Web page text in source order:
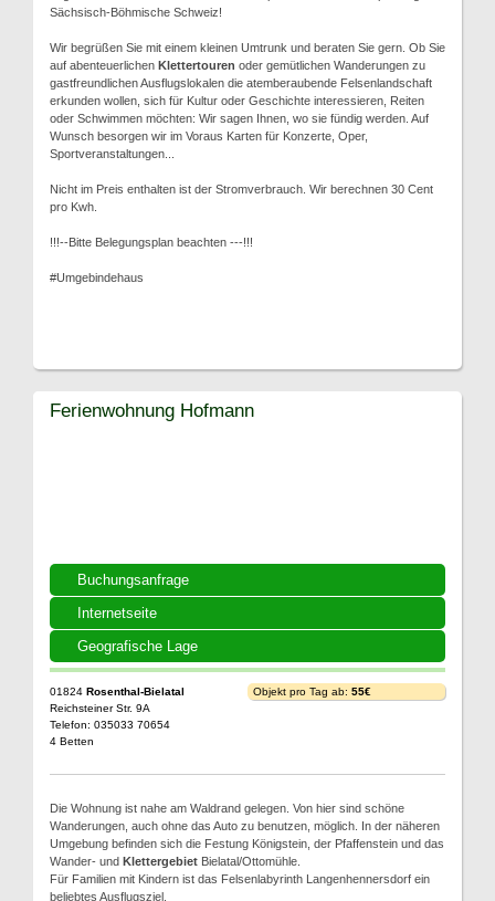
Sächsisch-Böhmische Schweiz!
Wir begrüßen Sie mit einem kleinen Umtrunk und beraten Sie gern. Ob Sie
auf abenteuerlichen Klettertouren oder gemütlichen Wanderungen zu
gastfreundlichen Ausflugslokalen die atemberaubende Felsenlandschaft
erkunden wollen, sich für Kultur oder Geschichte interessieren, Reiten
oder Schwimmen möchten: Wir sagen Ihnen, wo sie fündig werden. Auf
Wunsch besorgen wir im Voraus Karten für Konzerte, Oper,
Sportveranstaltungen...
Nicht im Preis enthalten ist der Stromverbrauch. Wir berechnen 30 Cent
pro Kwh.
!!!--Bitte Belegungsplan beachten ---!!!
#Umgebindehaus
Buchungsanfrage
Internetseite
Geografische Lage
Ferienwohnung Hofmann
01824 Rosenthal-Bielatal
Reichsteiner Str. 9A
Telefon: 035033 70654
4 Betten
Objekt pro Tag ab: 55€
Die Wohnung ist nahe am Waldrand gelegen. Von hier sind schöne
Wanderungen, auch ohne das Auto zu benutzen, möglich. In der näheren
Umgebung befinden sich die Festung Königstein, der Pfaffenstein und das
Wander- und Klettergebiet Bielatal/Ottomühle.
Für Familien mit Kindern ist das Felsenlabyrinth Langenhennersdorf ein
beliebtes Ausflugsziel.